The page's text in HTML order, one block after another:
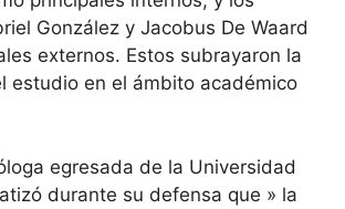
González y Jacobus De Waard
externos. Estos subrayaron la
estudio en el ámbito académico
egresada de la Universidad
durante su defensa que » la